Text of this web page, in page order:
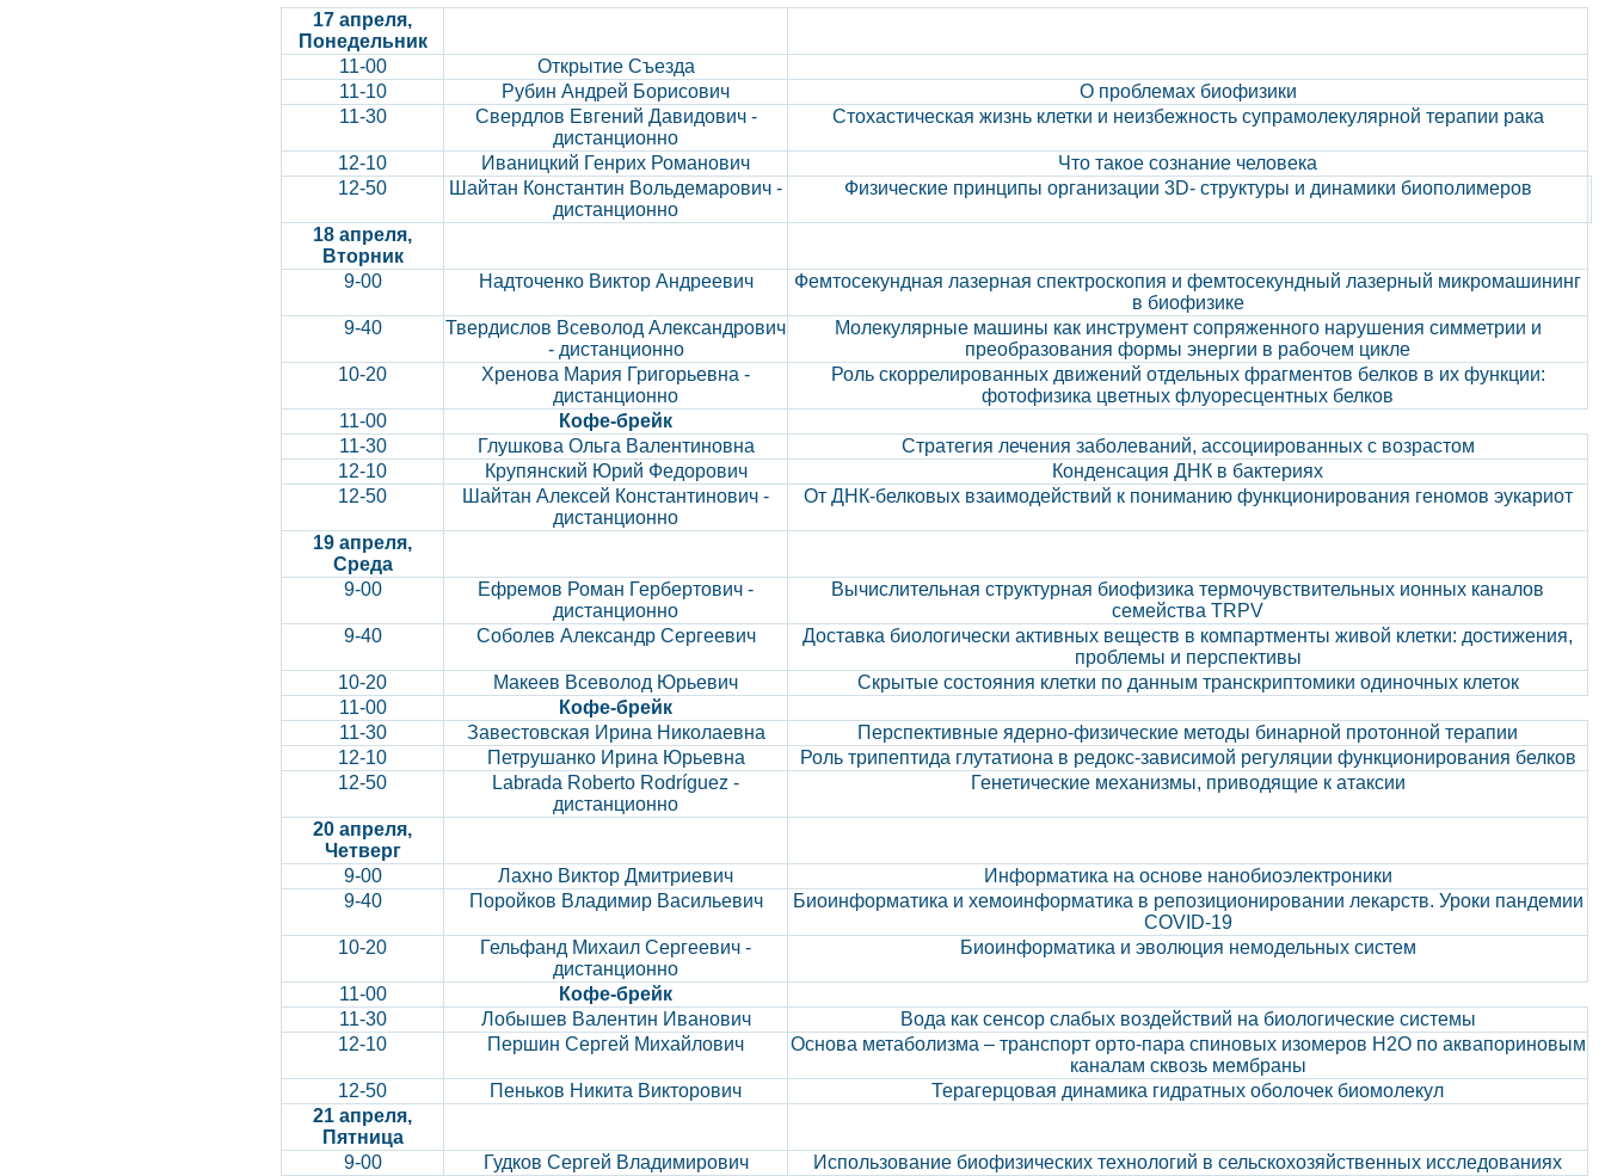
17 апреля,
Понедельник
11-00
Открытие Съезда
11-10
Рубин Андрей Борисович
О проблемах биофизики
11-30
Свердлов Евгений Давидович -
дистанционно
Стохастическая жизнь клетки и неизбежность супрамолекулярной терапии рака
12-10 Иваницкий Генрих Романович
Что такое сознание человека
12-50
Шайтан Константин Вольдемарович -
дистанционно
Физические принципы организации 3D- структуры и динамики биополимеров
18 апреля,
Вторник
9-00
Надточенко Виктор Андреевич
Фемтосекундная лазерная спектроскопия и фемтосекундный лазерный микромашининг
в биофизике
9-40
Твердислов Всеволод Александрович
- дистанционно
Молекулярные машины как инструмент сопряженного нарушения симметрии и
преобразования формы энергии в рабочем цикле
10-20
Хренова Мария Григорьевна -
дистанционно
Роль скоррелированных движений отдельных фрагментов белков в их функции:
фотофизика цветных флуоресцентных белков
11-00
Кофе-брейк
11-30
Глушкова Ольга Валентиновна
Стратегия лечения заболеваний, ассоциированных с возрастом
12-10
Крупянский Юрий Федорович
Конденсация ДНК в бактериях
12-50
Шайтан Алексей Константинович -
дистанционно
От ДНК-белковых взаимодействий к пониманию функционирования геномов эукариот
19 апреля,
Среда
9-00
Ефремов Роман Гербертович -
дистанционно
Вычислительная структурная биофизика термочувствительных ионных каналов
семейства TRPV
9-40
Соболев Александр Сергеевич
Доставка биологически активных веществ в компартменты живой клетки: достижения,
проблемы и перспективы
10-20
Макеев Всеволод Юрьевич
Скрытые состояния клетки по данным транскриптомики одиночных клеток
11-00
Кофе-брейк
11-30
Завестовская Ирина Николаевна
Перспективные ядерно-физические методы бинарной протонной терапии
12-10
Петрушанко Ирина Юрьевна
Роль трипептида глутатиона в редокс-зависимой регуляции функционирования белков
12-50
Labrada Roberto Rodríguez -
дистанционно
Генетические механизмы, приводящие к атаксии
20 апреля,
Четверг
9-00
Лахно Виктор Дмитриевич
Информатика на основе нанобиоэлектроники
9-40
Поройков Владимир Васильевич
Биоинформатика и хемоинформатика в репозиционировании лекарств. Уроки пандемии
COVID-19
10-20
Гельфанд Михаил Сергеевич -
дистанционно
Биоинформатика и эволюция немодельных систем
11-00
Кофе-брейк
11-30
Лобышев Валентин Иванович
Вода как сенсор слабых воздействий на биологические системы
12-10
Першин Сергей Михайлович
Основа метаболизма – транспорт орто-пара спиновых изомеров Н2О по аквапориновым
каналам сквозь мембраны
12-50
Пеньков Никита Викторович
Терагерцовая динамика гидратных оболочек биомолекул
21 апреля,
Пятница
9-00
Гудков Сергей Владимирович
Использование биофизических технологий в сельскохозяйственных исследованиях